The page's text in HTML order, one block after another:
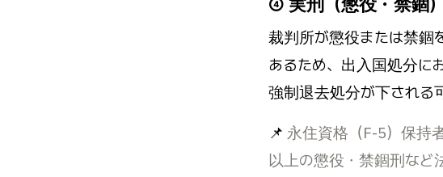
裁判所が懲役または禁錮
あるため、出入国処分に
強制退去処分が下される
📌 永住資格（F-5）保持
以上の懲役・禁錮刑など